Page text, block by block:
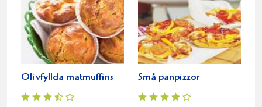
Olivfyllda matmuffins Små panpizzor